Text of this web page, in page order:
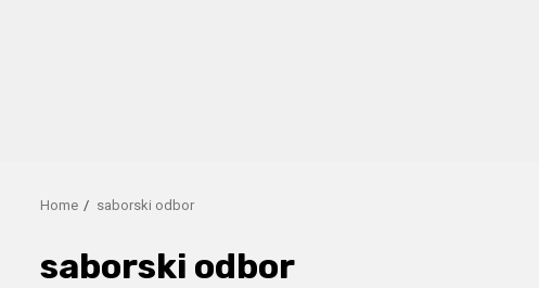
Home saborski odbor
saborski odbor